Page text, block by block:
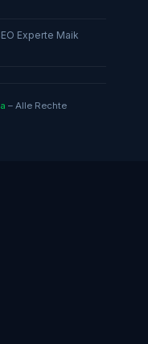
Experte Maik
– Alle Rechte